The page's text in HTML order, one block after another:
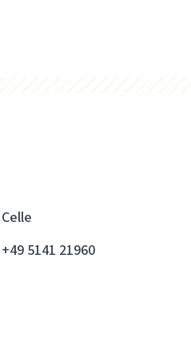
Celle
+49 5141 21960